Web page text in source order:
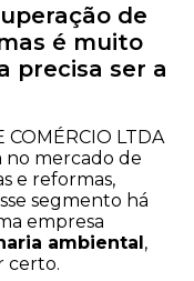
de
é muito
precisa ser a
COMÉRCIO LTDA
no mercado de
e reformas,
segmento há
empresa
ambiental,
certo.